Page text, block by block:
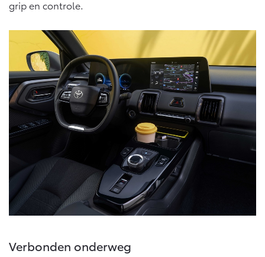
Vanaf € 46.301,-
Land Cruiser (excl. BTW)
Vanaf € 89.986,-
grip en controle.
Verbonden onderweg